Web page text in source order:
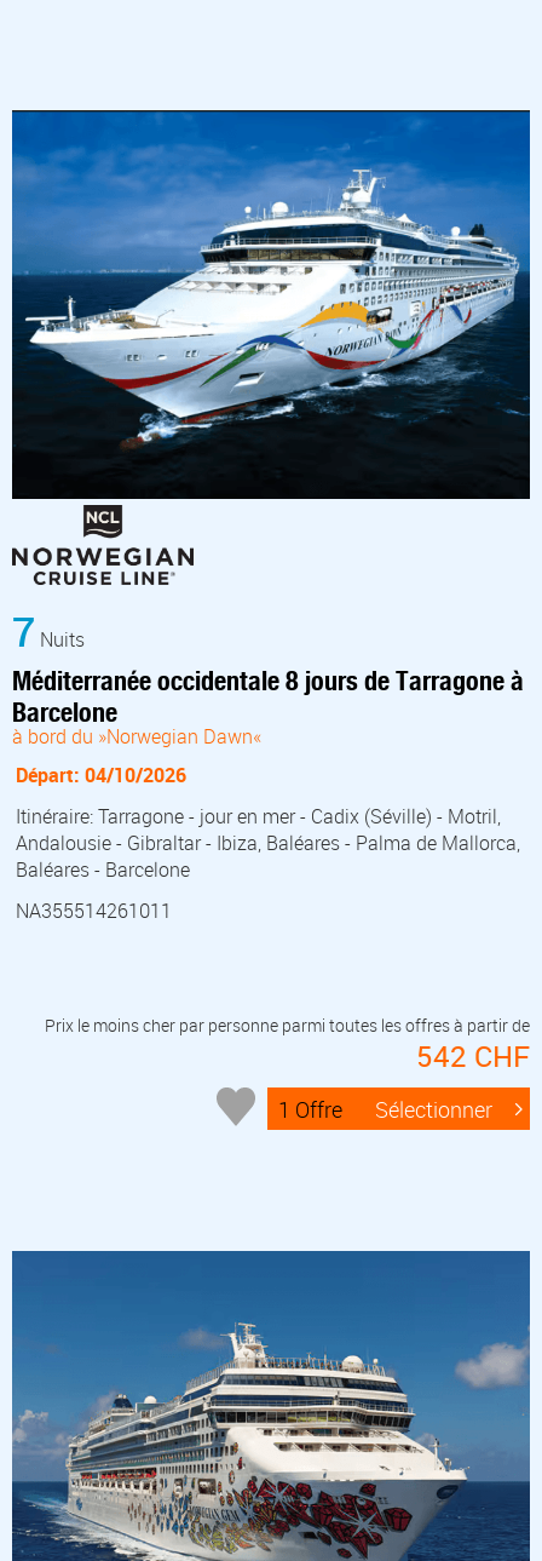
7 Nuits
Méditerranée occidentale 8 jours de Tarragone à
Barcelone
à bord du »Norwegian Dawn«
Départ: 04/10/2026
Itinéraire: Tarragone - jour en mer - Cadix (Séville) - Motril,
Andalousie - Gibraltar - Ibiza, Baléares - Palma de Mallorca,
Baléares - Barcelone
NA355514261011
Prix le moins cher par personne parmi toutes les offres à partir de
542 CHF
1 Offre Sélectionner